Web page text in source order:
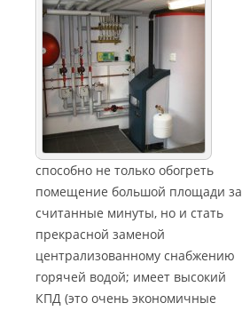
способно не только обогреть
помещение большой площади за
считанные минуты, но и стать
прекрасной заменой
централизованному снабжению
горячей водой; имеет высокий
КПД (это очень экономичные